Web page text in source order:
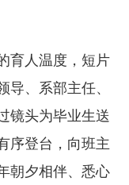
人温度，短片
导、系部主任、
镜头为毕业生送
序登台，向班主
朝夕相伴、悉心